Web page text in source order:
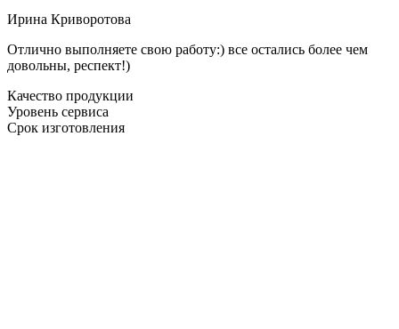
Ирина Криворотова
Отлично выполняете свою работу:) все остались более чем
довольны, респект!)
Качество продукции
Уровень сервиса
Срок изготовления